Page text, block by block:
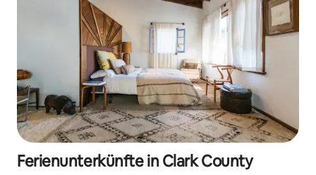
Ferienunterkünfte in Clark County